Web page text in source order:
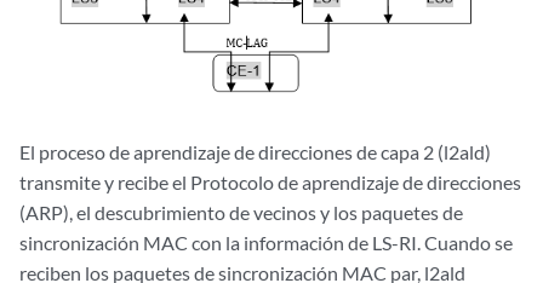
El proceso de aprendizaje de direcciones de capa 2 (l2ald)
transmite y recibe el Protocolo de aprendizaje de direcciones
(ARP), el descubrimiento de vecinos y los paquetes de
sincronización MAC con la información de LS-RI. Cuando se
reciben los paquetes de sincronización MAC par, l2ald